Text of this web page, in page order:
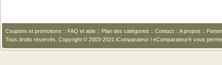
Coupons et promotions :: FAQ et aide :: Plan des catégories :: Contact :: A propos ::
Tous droits réservés. Copyright © 2003-2021 iComparateur / eComparateur® vous